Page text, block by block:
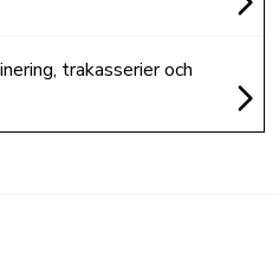
trakasserier och